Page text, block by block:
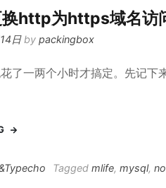
http为https域名访
日by packingbox
了一两个小时才搞定。先记
Tagged mlife, mysql,